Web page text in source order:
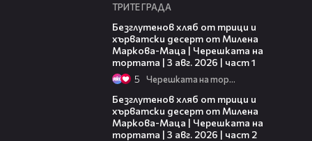
ТРИТЕ ГРАДА
Безглутенов хляб от трици и
хърватски десерт от Милена
Маркова-Маца | Черешката на
тортата | 3 авг. 2026 | част 1
5 Черешката на тортата
Безглутенов хляб от трици и
хърватски десерт от Милена
Маркова-Маца | Черешката на
тортата | 3 авг. 2026 | част 2